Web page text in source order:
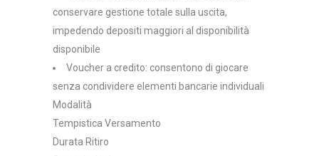
conservare gestione totale sulla uscita,
impedendo depositi maggiori al disponibilità
disponibile
Voucher a credito: consentono di giocare
senza condividere elementi bancarie individuali
Modalità
Tempistica Versamento
Durata Ritiro